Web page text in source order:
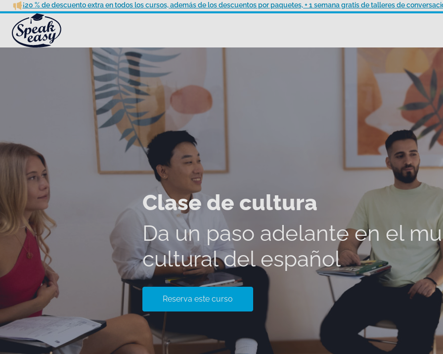
¡20 % de descuento extra en todos los cursos, además de los descuentos por paquetes, + 1 semana gratis de talleres de
Clase de cultura
Da un paso adelante en el
cultural del español
Reserva este curso